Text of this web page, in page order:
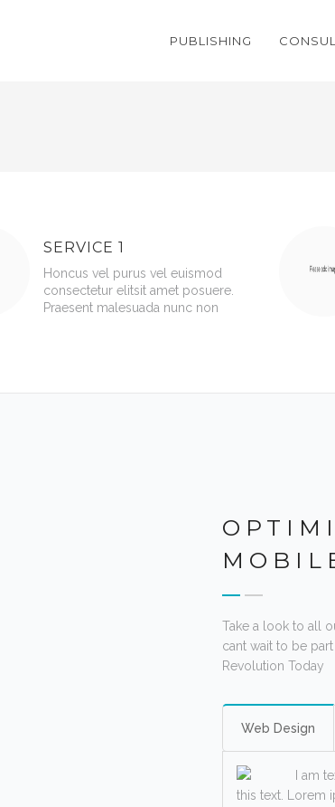
PUBLISHING
SERVICE 1
Honcus vel purus vel euismod
consectetur elitsit amet posuere.
Praesent malesuada nunc non
Take a look to all
cant wait to be
Revolution Today
Web Design
I am
this text. Lorem